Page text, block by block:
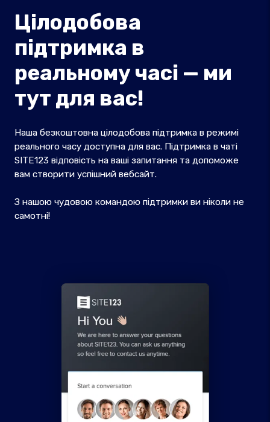
Цілодобова
підтримка в
реальному часі — ми
тут для вас!
Наша безкоштовна цілодобова підтримка в режимі
реального часу доступна для вас. Підтримка в чаті
SITE123 відповість на ваші запитання та допоможе
вам створити успішний вебсайт.
З нашою чудовою командою підтримки ви ніколи не
самотні!